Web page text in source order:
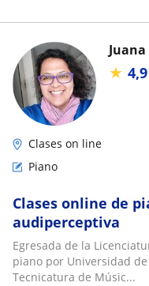
Juana
★ 4,9
Clases on line
Piano
Clases online de
audiperceptiva
Egresada de la
piano por Universidad
Tecnicatura de Músic...